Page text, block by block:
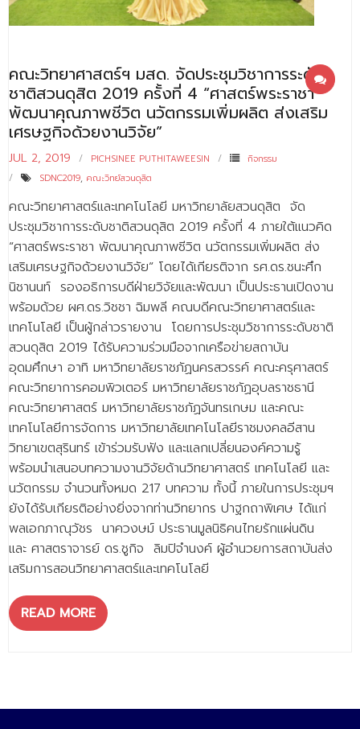
- - บุคลากรสนับสนุน
- วิทยาศาสตรบัณฑิต
- - วิทยาการคอมพิวเตอร์
- - วิทยาศาสตร์เครื่องสำอาง
- - อนามัยสิ่งแวดล้อมและสาธารณภัย
- - วิทยาศาสตร์การแพทย์
- - ความมั่นคงปลอดภัยไซเบอร์
- - อุตสาหกรรมชีวภาพเพื่อธุรกิจ
- ศึกษาศาสตรบัณฑิต
- - วิทยาศาสตร์ทั่วไป
- เทคโนโลยีบัณฑิต
- - เทคโนโลยีสารสนเทศ
ศูนย์บริการ
- ศูนย์เครื่องมือปฏิบัติการวิทยาศาสตร์
- ศูนย์สิ่งแวดล้อม
- ศูนย์ปัญญาประดิษฐ์เพื่อการศึกษา
ข่าว
คณะวิทยาศาสตร์ฯ มสด. จัดประชุมวิชาการระดับ
ชาติสวนดุสิต 2019 ครั้งที่ 4 “ศาสตร์พระราชา
พัฒนาคุณภาพชีวิต นวัตกรรมเพิ่มผลิต ส่งเสริม
เศรษฐกิจด้วยงานวิจัย”
JUL 2, 2019 PICHSINEE PUTHITAWEESIN
กิจกรรม
SDNC2019, คณะวิทย์สวนดุสิต
คณะวิทยาศาสตร์และเทคโนโลยี มหาวิทยาลัยสวนดุสิต จัด
ประชุมวิชาการระดับชาติสวนดุสิต 2019 ครั้งที่ 4 ภายใต้แนวคิด
“ศาสตร์พระราชา พัฒนาคุณภาพชีวิต นวัตกรรมเพิ่มผลิต ส่ง
เสริมเศรษฐกิจด้วยงานวิจัย” โดยได้เกียรติจาก รศ.ดร.ชนะศึก
นิชานนท์ รองอธิการบดีฝ่ายวิจัยและพัฒนา เป็นประธานเปิดงาน
พร้อมด้วย ผศ.ดร.วิชชา ฉิมพลี คณบดีคณะวิทยาศาสตร์และ
เทคโนโลยี เป็นผู้กล่าวรายงาน โดยการประชุมวิชาการระดับชาติ
สวนดุสิต 2019 ได้รับความร่วมมือจากเครือข่ายสถาบัน
อุดมศึกษา อาทิ มหาวิทยาลัยราชภัฏนครสวรรค์ คณะครุศาสตร์
คณะวิทยาการคอมพิวเตอร์ มหาวิทยาลัยราชภัฏอุบลราชธานี
คณะวิทยาศาสตร์ มหาวิทยาลัยราชภัฏจันทรเกษม และคณะ
เทคโนโลยีการจัดการ มหาวิทยาลัยเทคโนโลยีราชมงคลอีสาน
วิทยาเขตสุรินทร์ เข้าร่วมรับฟัง และแลกเปลี่ยนองค์ความรู้
พร้อมนำเสนอบทความงานวิจัยด้านวิทยาศาสตร์ เทคโนโลยี และ
นวัตกรรม จำนวนทั้งหมด 217 บทความ ทั้งนี้ ภายในการประชุมฯ
ยังได้รับเกียรติอย่างยิ่งจากท่านวิทยากร ปาฐกถาพิเศษ ได้แก่
พลเอกภาณุวัชร นาควงษม์ ประธานมูลนิธิคนไทยรักแผ่นดิน
และ ศาสตราจารย์ ดร.ชูกิจ ลิมปิจำนงค์ ผู้อำนวยการสถาบันส่ง
เสริมการสอนวิทยาศาสตร์และเทคโนโลยี
READ MORE